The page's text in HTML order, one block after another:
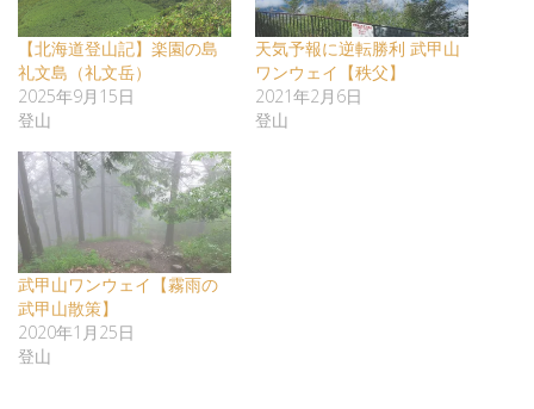
【北海道登山記】楽園の島
礼文島（礼文岳）
2025年9月15日
登山
天気予報に逆転勝利 武甲山
ワンウェイ【秩父】
2021年2月6日
登山
武甲山ワンウェイ【霧雨の
武甲山散策】
2020年1月25日
登山